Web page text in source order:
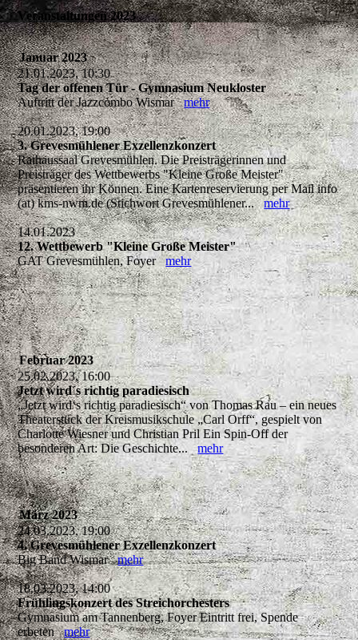
Veranstaltungen 2023
Januar 2023
21.01.2023, 10:30
Tag der offenen Tür - Gymnasium Neukloster
Auftritt der Jazzcombo Wismarmehr
20.01.2023, 19:00
3. Grevesmühlener Exzellenzkonzert
Rathaussaal Grevesmühlen. Die Preisträgerinnen und
Preisträger des Wettbewerbs "Kleine Große Meister"
präsentieren ihr Können. Eine Kartenreservierung per Mail info
(at) kms-nwm.de (Stichwort Grevesmühlener...mehr
14.01.2023
12. Wettbewerb "Kleine Große Meister"
GAT Grevesmühlen, Foyermehr
Februar 2023
25.02.2023, 16:00
Jetzt wird´s richtig paradiesisch
„Jetzt wird‘s richtig paradiesisch“ von Thomas Rau – ein neues
Theaterstück der Kreismusikschule „Carl Orff“, gespielt von
Charlotte Wiesner und Christian Pril Ein Spin-Off der
besonderen Art: Die Geschichte...mehr
März 2023
24.03.2023, 19:00
4. Grevesmühlener Exzellenzkonzert
Big Band Wismarmehr
18.03.2023, 14:00
Frühlingskonzert des Streichorchesters
Gymnasium am Tannenberg, Foyer Eintritt frei, Spende
erbetenmehr